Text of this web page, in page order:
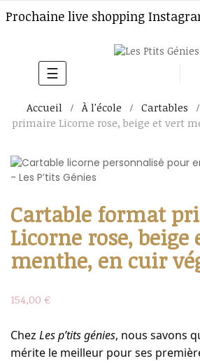
Prochaine live shopping
Basculer
navigation
☰
Accueil À l'école Cartables
primaire Licorne rose, beige et vert
Cartable format
Licorne rose, beige
menthe, en cuir
154,00 €
Chez Les p’tits génies, nous savons
mérite le meilleur pour ses